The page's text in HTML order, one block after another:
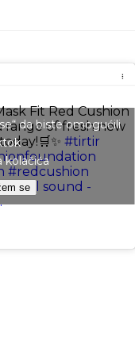
Fit Red Cushion
range of fresh new
#tirtir
#redcushion
sound -
da biste omogućili
kolačića
se